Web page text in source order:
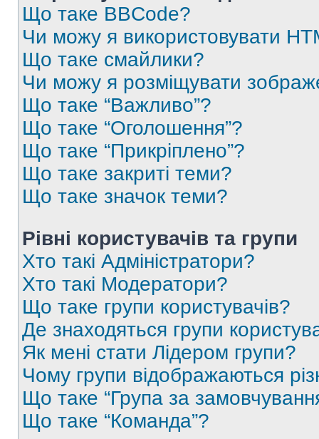
Що таке BBCode?
Чи можу я використовувати
Що таке смайлики?
Чи можу я розміщувати
Що таке “Важливо”?
Що таке “Оголошення”?
Що таке “Прикріплено”?
Що таке закриті теми?
Що таке значок теми?
Рівні користувачів та групи
Хто такі Адміністратори?
Хто такі Модератори?
Що таке групи користувачів?
Де знаходяться групи
Як мені стати Лідером групи?
Чому групи відображаються
Що таке “Група за
Що таке “Команда”?